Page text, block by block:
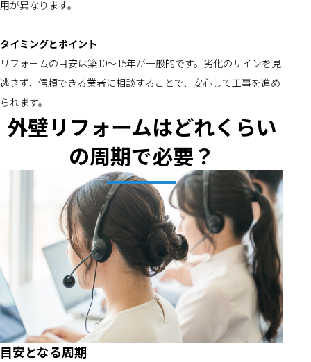
用が異なります。
タイミングとポイント
リフォームの目安は築10～15年が一般的です。劣化のサインを見
逃さず、信頼できる業者に相談することで、安心して工事を進め
られます。
外壁リフォームはどれくらい
の周期で必要？
目安となる周期